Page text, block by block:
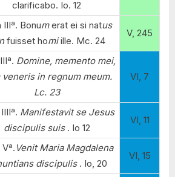
clarificabo. Io. 12
IIIª. Bonumerat ei si natus
nfuisset homiille. Mc. 24
V, 245
Domine, memento mei,
veneris in regnum meum.
Lc. 23
VI, 7
Manifestavit se Jesus
discipulis suis. Io 12
VI, 11
Venit Maria Magdalena
discipulis. Io, 20
VI, 15